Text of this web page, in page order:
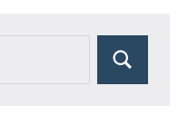
Suchen